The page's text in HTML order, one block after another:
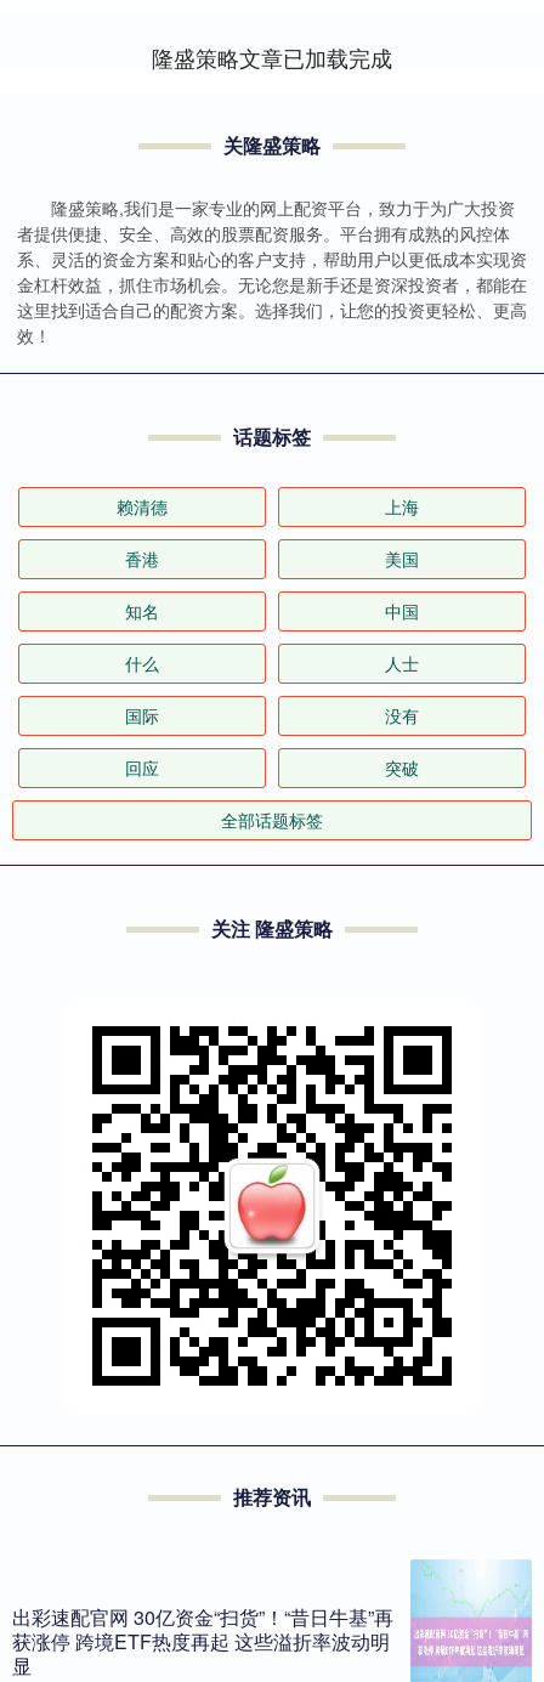
隆盛策略文章已加载完成
关隆盛策略
隆盛策略,我们是一家专业的网上配资平台，致力于为广大投资
者提供便捷、安全、高效的股票配资服务。平台拥有成熟的风控体
系、灵活的资金方案和贴心的客户支持，帮助用户以更低成本实现资
金杠杆效益，抓住市场机会。无论您是新手还是资深投资者，都能在
这里找到适合自己的配资方案。选择我们，让您的投资更轻松、更高
效！
话题标签
赖清德 上海
香港 美国
知名 中国
什么 人士
国际 没有
回应 突破
全部话题标签
关注 隆盛策略
推荐资讯
出彩速配官网 30亿资金“扫货”！“昔日牛基”再
获涨停 跨境ETF热度再起 这些溢折率波动明
显